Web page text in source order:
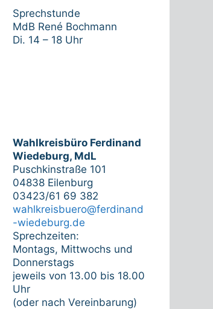
Sprechstunde
MdB René Bochmann
Di. 14 – 18 Uhr
Wahlkreisbüro Ferdinand
Wiedeburg, MdL
Puschkinstraße 101
04838 Eilenburg
03423/61 69 382
wahlkreisbuero@ferdinand
-wiedeburg.de
Sprechzeiten:
Montags, Mittwochs und
Donnerstags
jeweils von 13.00 bis 18.00
Uhr
(oder nach Vereinbarung)